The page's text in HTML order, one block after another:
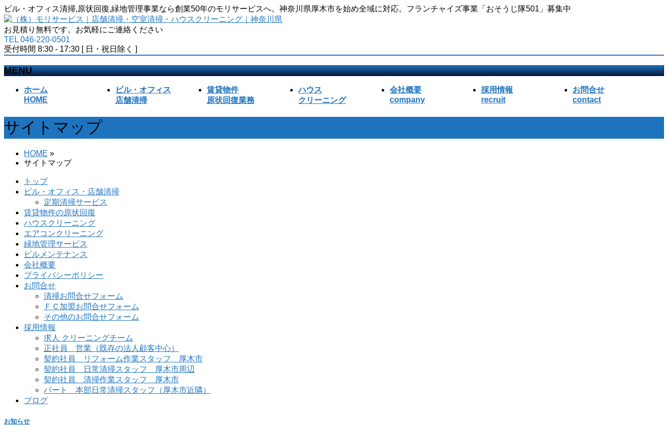
ビル・オフィス清掃,原状回復,緑地管理事業なら創業50年のモリサービスへ。神奈川県厚木市を始め全域に対応。フランチャイズ事業「おそうじ隊501」募集中
お見積り無料です。お気軽にご連絡ください
TEL 046-220-0501
受付時間 8:30 - 17:30 [ 日・祝日除く ]
MENU
ー
を
飛
ホーム
HOME
ビル・オフィス
店舗清掃
賃貸物件
原状回復業務
ハウス
クリーニング
会社概要
company
採用情報
recruit
お問合せ
contact
サイトマップ
HOME »
サイトマップ
トップ
ビル・オフィス・店舗清掃
定期清掃サービス
賃貸物件の原状回復
ハウスクリーニング
エアコンクリーニング
緑地管理サービス
ビルメンテナンス
会社概要
プライバシーポリシー
お問合せ
清掃お問合せフォーム
ＦＣ加盟お問合せフォーム
その他のお問合せフォーム
採用情報
求人 クリーニングチーム
正社員 営業（既存の法人顧客中心）
契約社員 リフォーム作業スタッフ 厚木市
契約社員 日常清掃スタッフ 厚木市周辺
契約社員 清掃作業スタッフ 厚木市
パート 本部日常清掃スタッフ（厚木市近隣）
ブログ
お知らせ